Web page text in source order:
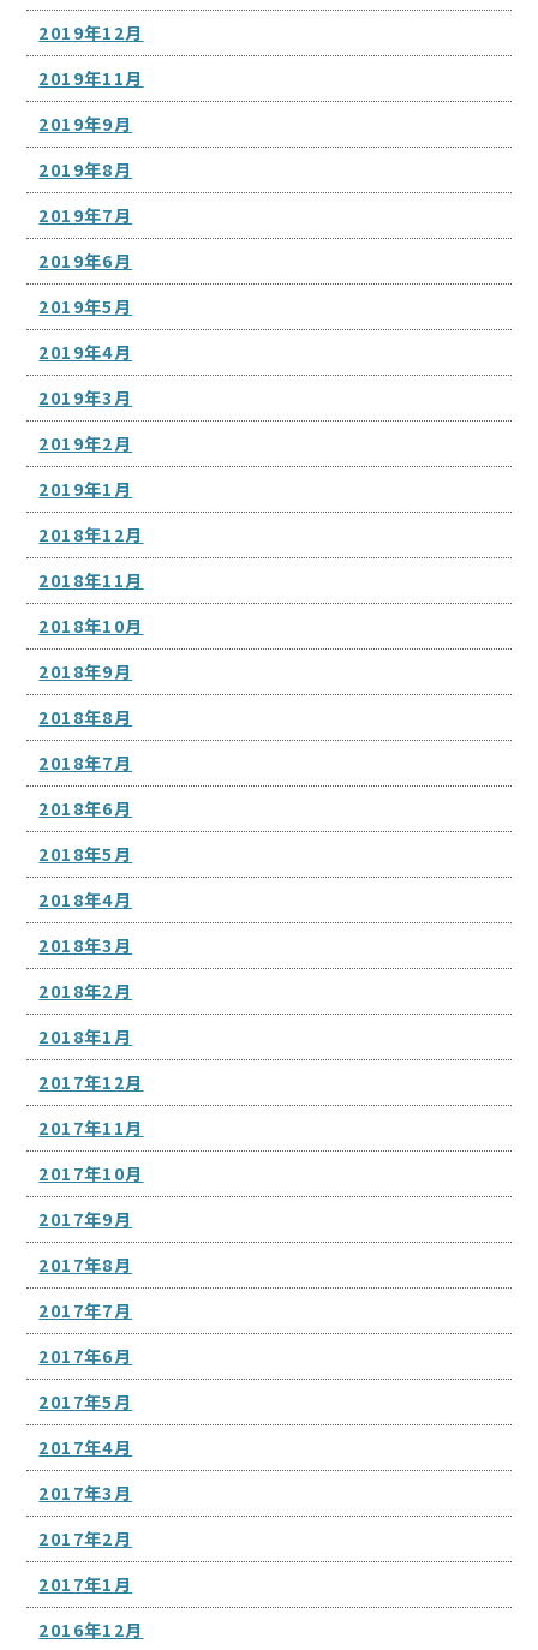
2019年12月
2019年11月
2019年9月
2019年8月
2019年7月
2019年6月
2019年5月
2019年4月
2019年3月
2019年2月
2019年1月
2018年12月
2018年11月
2018年10月
2018年9月
2018年8月
2018年7月
2018年6月
2018年5月
2018年4月
2018年3月
2018年2月
2018年1月
2017年12月
2017年11月
2017年10月
2017年9月
2017年8月
2017年7月
2017年6月
2017年5月
2017年4月
2017年3月
2017年2月
2017年1月
2016年12月